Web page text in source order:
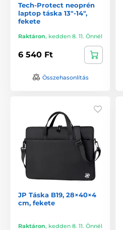
Tech-Protect neoprén
laptop táska 13"-14",
fekete
Raktáron, kedden 8. 11. Önnél
6 540 Ft
Összehasonlítás
JP Táska B19, 28×40×4
cm, fekete
Raktáron, kedden 8. 11. Önnél